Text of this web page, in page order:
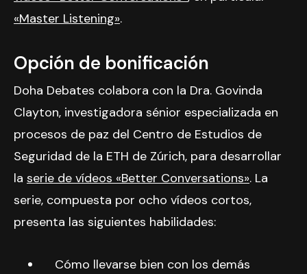
«Master Listening».
Opción de bonificación
Doha Debates colabora con la Dra. Govinda
Clayton, investigadora sénior especializada en
procesos de paz del Centro de Estudios de
Seguridad de la ETH de Zúrich, para desarrollar
la serie de vídeos «Better Conversations». La
serie, compuesta por ocho vídeos cortos,
presenta las siguientes habilidades:
Cómo llevarse bien con los demás